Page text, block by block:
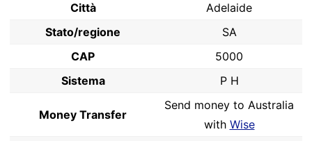
Città
Adelaide
Stato/regione
SA
CAP
5000
Sistema
P H
Money Transfer
Send money to Australia
with Wise